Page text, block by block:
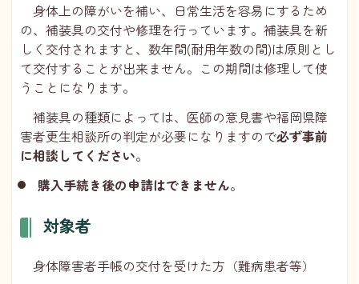
身体上の障がいを補い、日常生活を容易にするため
の、補装具の交付や修理を行っています。補装具を新
しく交付されますと、数年間(耐用年数の間)は原則とし
て交付することが出来ません。この期間は修理して使
うことになります。
補装具の種類によっては、医師の意見書や福岡県障
害者更生相談所の判定が必要になりますので必ず事前
に相談してください。
購入手続き後の申請はできません。
対象者
身体障害者手帳の交付を受けた方（難病患者等）